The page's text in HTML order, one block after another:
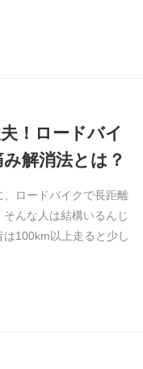
！ロードバイ
解消法とは？
ロードバイクで長距離
んな人は結構いるんじ
100km以上走ると少し